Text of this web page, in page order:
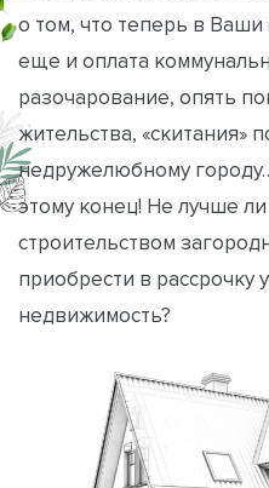
о том, что теперь в Ваши
еще и оплата
разочарование, опять
жительства, «скитания»
недружелюбному
этому конец! Не лучше ли
строительством
приобрести в рассрочку
недвижимость?